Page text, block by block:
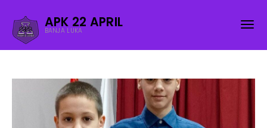
APK 22 APRIL
BANJA LUKA